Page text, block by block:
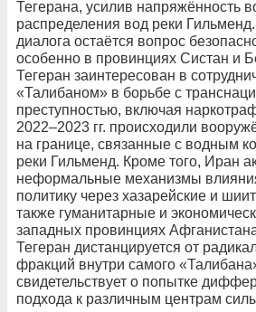
Тегерана, усилив напряжённость
распределения вод реки
диалога остаётся вопрос
особенно в провинциях Систан и
Тегеран заинтересован в
«Талибаном» в борьбе с
преступностью, включая
2022–2023 гг. происходили
на границе, связанные с водным
реки Гильменд. Кроме того, Иран
неформальные механизмы
политику через хазарейские и
также гуманитарные и
западных провинциях
Тегеран дистанцируется от
фракций внутри самого
свидетельствует о попытке
подхода к различным центрам